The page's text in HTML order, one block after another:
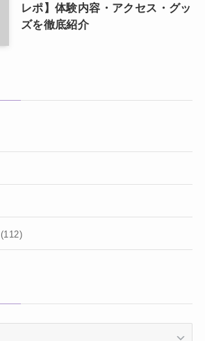
レポ】体験内容・アクセス・グッ
ズを徹底紹介
(112)